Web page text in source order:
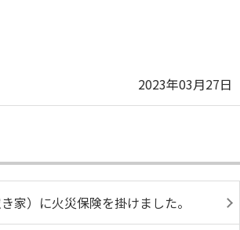
2023年03月27日
家）に火災保険を掛けました。